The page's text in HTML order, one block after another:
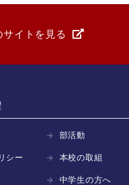
サイトを見る
シー
部活動
本校の取組
中学生の方へ